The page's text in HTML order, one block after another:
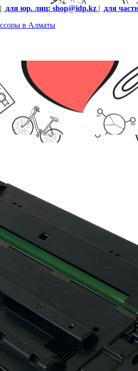
| для юр. лиц: shop@idp.kz | для
12000 страниц для HP LJ 5200